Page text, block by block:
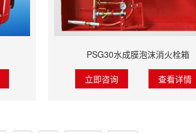
PSG30水成膜泡沫消火栓箱
立即咨询 查看详情